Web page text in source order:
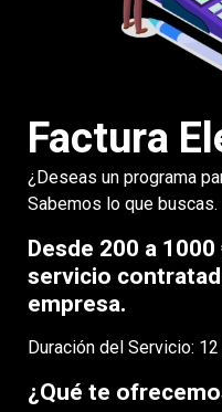
Factura
¿Deseas un programa
Sabemos lo que buscas.
Desde 200 a
servicio
empresa.
Duración del Servicio:
¿Qué te